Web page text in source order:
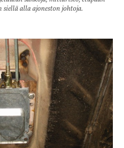
siellä alla ajoneston johtoja.